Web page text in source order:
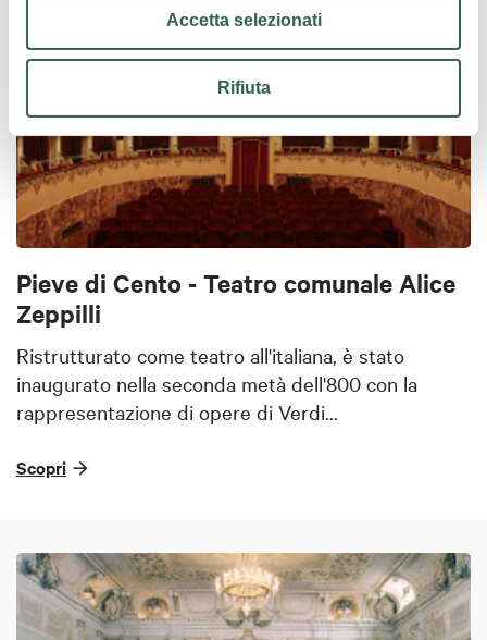
Accetta selezionati
Rifiuta
Pieve di Cento - Teatro comunale Alice
Zeppilli
Ristrutturato come teatro all'italiana, è stato
inaugurato nella seconda metà dell'800 con la
rappresentazione di opere di Verdi...
Scopri